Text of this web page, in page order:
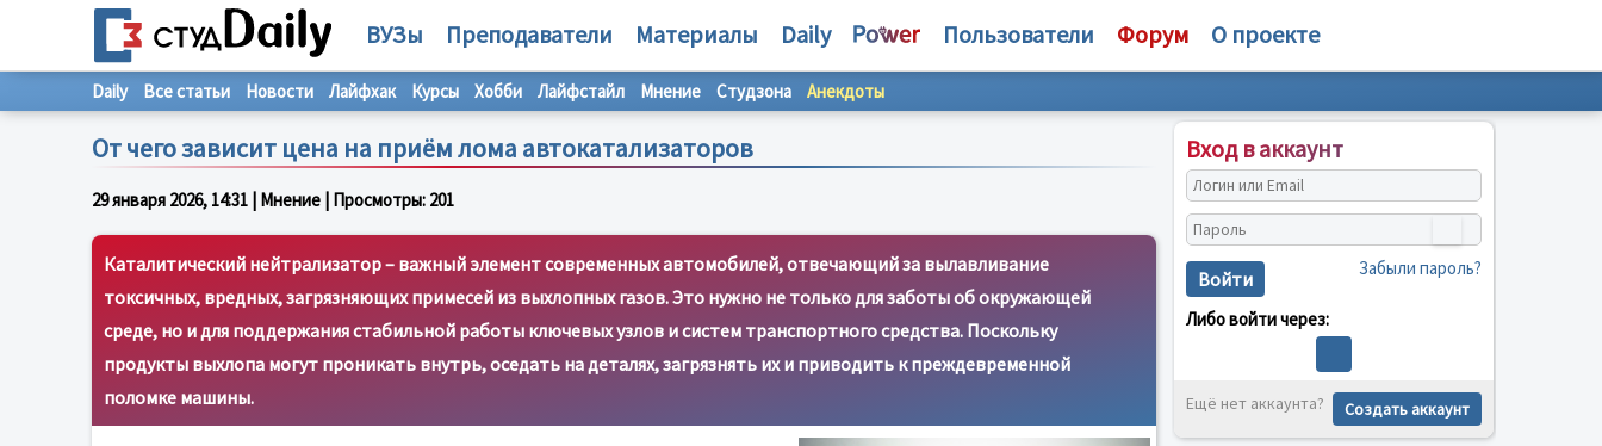
ВУЗы Преподаватели Материалы Daily Пользователи Форум О проекте
От чего зависит цена на приём лома автокатализаторов
29 января 2026, 14:31 | Мнение | Просмотры: 201
Daily Все статьи Новости Лайфхак Курсы Хобби Лайфстайл Мнение Студзона Анекдоты
Каталитический нейтрализатор – важный элемент современных автомобилей, отвечающий за вылавливание
токсичных, вредных, загрязняющих примесей из выхлопных газов. Это нужно не только для заботы об окружающей
среде, но и для поддержания стабильной работы ключевых узлов и систем транспортного средства. Поскольку
продукты выхлопа могут проникать внутрь, оседать на деталях, загрязнять их и приводить к преждевременной
поломке машины.
Вход в аккаунт
Войти Забыли пароль?
Либо войти через:
Ещё нет аккаунта? Создать аккаунт